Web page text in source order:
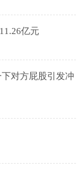
亿元
对方屁股引发冲